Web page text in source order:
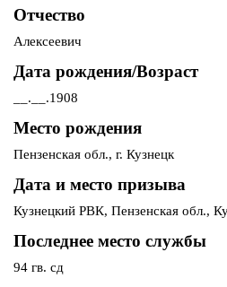
Отчество
Алексеевич
Дата рождения/Возраст
__.__.1908
Место рождения
Пензенская обл., г. Кузнецк
Дата и место призыва
Кузнецкий РВК, Пензенская обл.,
Последнее место службы
94 гв. сд